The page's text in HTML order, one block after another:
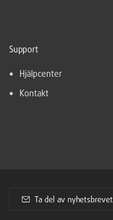
Support
Hjälpcenter
Kontakt
Ta del av nyhetsbrevet